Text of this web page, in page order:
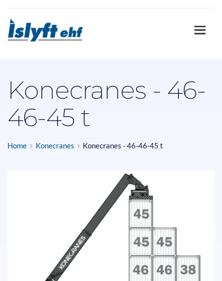
Konecranes - 46-
46-45 t
Home Konecranes Konecranes - 46-46-45 t